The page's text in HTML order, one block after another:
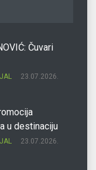
Čuvari
23.07.2026.
u destinaciju
23.07.2026.